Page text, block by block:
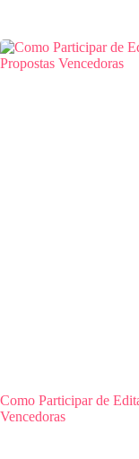
Como Participar de
Vencedoras